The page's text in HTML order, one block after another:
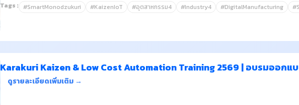
Tags : #SmartMonodzukuri #KaizenIoT #อุตสาหกรรม4 #Industry4 #DigitalManufacturing
Karakuri Kaizen & Low Cost Automation Training 2569 | อบรมออกแ
ดูรายละเอียดเพิ่มเติม →